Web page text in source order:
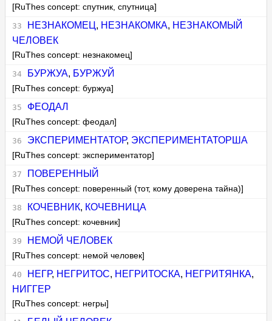
[RuThes concept: спутник, спутница]
НЕЗНАКОМЕЦ , НЕЗНАКОМКА, НЕЗНАКОМЫЙ
ЧЕЛОВЕК
[RuThes concept: незнакомец]
БУРЖУА, БУРЖУЙ
[RuThes concept: буржуа]
ФЕОДАЛ
[RuThes concept: феодал]
ЭКСПЕРИМЕНТАТОР, ЭКСПЕРИМЕНТАТОРША
[RuThes concept: экспериментатор]
ПОВЕРЕННЫЙ
[RuThes concept: поверенный (тот, кому доверена тайна)]
КОЧЕВНИК, КОЧЕВНИЦА
[RuThes concept: кочевник]
НЕМОЙ ЧЕЛОВЕК
[RuThes concept: немой человек]
НЕГР, НЕГРИТОС, НЕГРИТОСКА, НЕГРИТЯНКА,
НИГГЕР
[RuThes concept: негры]